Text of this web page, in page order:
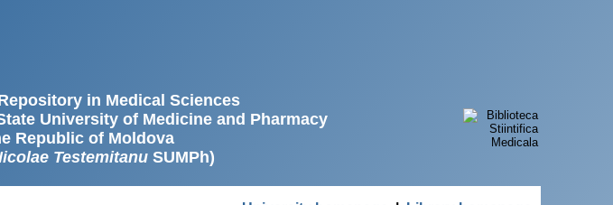
in Medical Sciences
University of Medicine and Pharmacy
Republic of Moldova
TestemitanuSUMPh)